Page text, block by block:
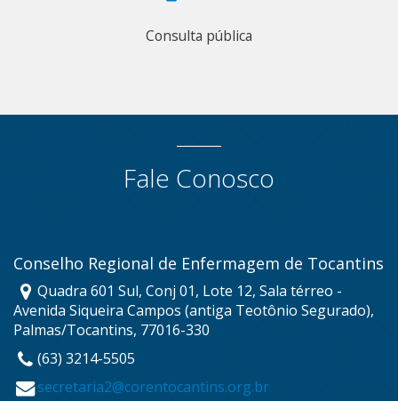
Consulta pública
Fale Conosco
Conselho Regional de Enfermagem de Tocantins
Quadra 601 Sul, Conj 01, Lote 12, Sala térreo -
Avenida Siqueira Campos (antiga Teotônio Segurado),
Palmas/Tocantins, 77016-330
(63) 3214-5505
secretaria2@corentocantins.org.br